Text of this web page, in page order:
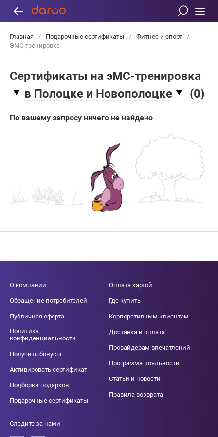
Главная / Подарочные сертификаты / Фитнес и спорт
/
ЭМС-тренировка
Сертификаты на эМС-тренировка
в Полоцке и Новополоцке
(0)
По вашему запросу ничего не найдено
О компании
Обращение потребителей
Публичная оферта
Политика
конфиденциальности
Получить бонусы
Активировать сертификат
Подборки подарков
Подарочные сертификаты
Оплата картой
Где купить
Корпоративным клиентам
Доставка и оплата
Провайдерам впечатлений
Программа лояльности
Статьи и новости
Правила возврата
Следите за нами